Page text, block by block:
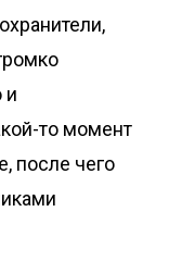
и
то момент
после чего